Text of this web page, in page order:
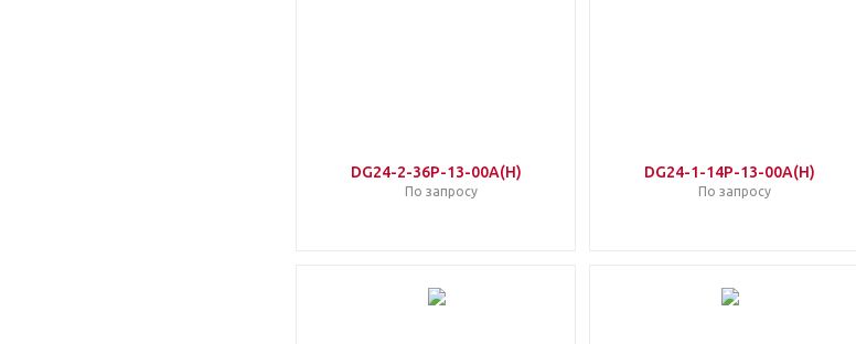
DG24-2-36P-13-00A(H)
По запросу
DG24-1-14P-13-00A(H)
По запросу